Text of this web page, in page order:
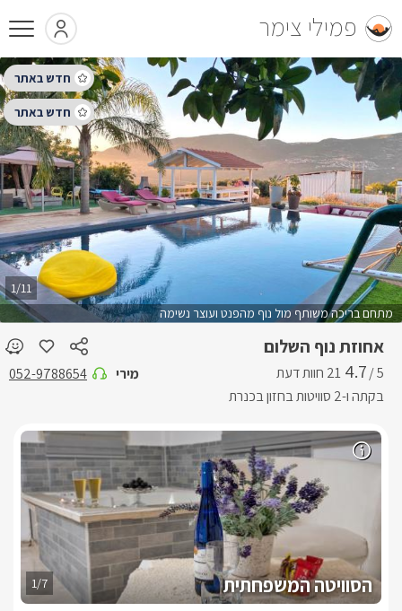
פמילי צימר
אחוזת נוף השלום
5 /
4.7
בקתה ו-2 סוויטות בחזון בכנרת
מירי 052-9788654
מתחם בריכה משותף מול נוף מהפנט ועוצר נשימה
1/11
1/7 הסוויטה המשפחתית